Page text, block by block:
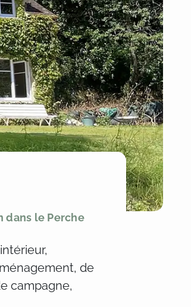
dans le Perche
de
campagne,